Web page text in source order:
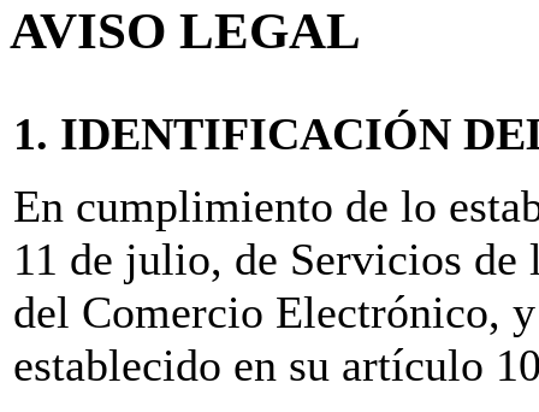
AVISO LEGAL
1. IDENTIFICACIÓN
En cumplimiento de lo
11 de julio, de Servicios
del Comercio Electrónico,
establecido en su artículo